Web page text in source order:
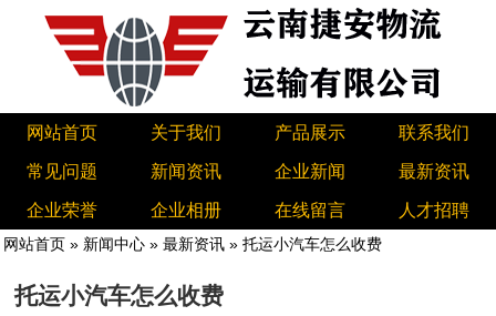
网站首页 关于我们 产品展示 联系我们
常见问题 新闻资讯 企业新闻 最新资讯
企业荣誉 企业相册 在线留言 人才招聘
网站首页 » 新闻中心 » 最新资讯 » 托运小汽车怎么收费
托运小汽车怎么收费